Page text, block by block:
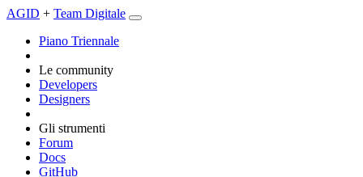
AGID + Team Digitale
Piano Triennale
Le community
Developers
Designers
Gli strumenti
Forum
Docs
GitHub